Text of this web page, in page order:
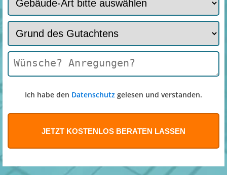
Ich habe den Datenschutz gelesen und verstanden.